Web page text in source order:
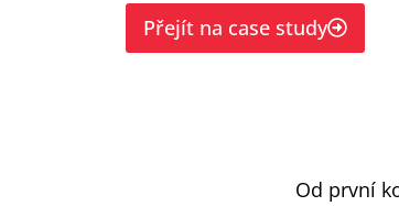
Přejít na case study
Od první